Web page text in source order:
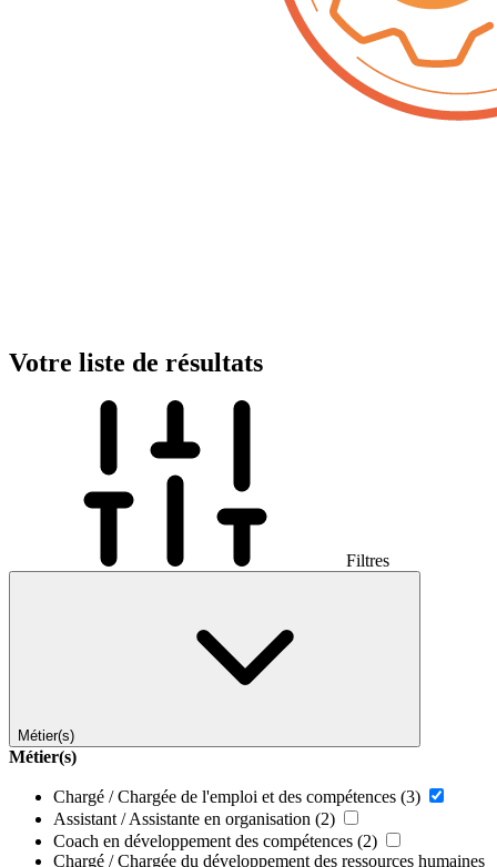
Votre liste de résultats
Filtres
Métier(s)
Métier(s)
Chargé / Chargée de l'emploi et des compétences (3)
Assistant / Assistante en organisation (2)
Coach en développement des compétences (2)
Chargé / Chargée du développement des ressources humaines